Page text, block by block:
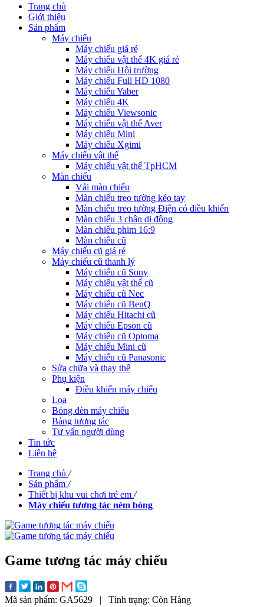
Trang chủ
Giới thiệu
Sản phẩm
Máy chiếu
Máy chiếu giá rẻ
Máy chiếu vật thể 4K giá rẻ
Máy chiếu Hội trường
Máy chiếu Full HD 1080
Máy chiếu Yaber
Máy chiếu 4K
Máy chiếu Viewsonic
Máy chiếu vật thể Aver
Máy chiếu Mini
Máy chiếu Xgimi
Máy chiếu vật thể
Máy chiếu vật thể TpHCM
Màn chiếu
Vải màn chiếu
Màn chiếu treo tường kéo tay
Màn chiếu treo tường Điện có điều khiển
Màn chiếu 3 chân di động
Màn chiếu phim 16:9
Màn chiếu cũ
Máy chiếu cũ giá rẻ
Máy chiếu cũ thanh lý
Máy chiếu cũ Sony
Máy chiếu vật thể cũ
Máy chiếu cũ Nec
Máy chiếu cũ BenQ
Máy chiếu Hitachi cũ
Máy chiếu Epson cũ
Máy chiếu cũ Optoma
Máy chiếu Mini cũ
Máy chiếu cũ Panasonic
Sửa chữa và thay thế
Phụ kiện
Điều khiển máy chiếu
Loa
Bóng đèn máy chiếu
Bảng tương tác
Tư vấn người dùng
Tin tức
Liên hệ
Trang chủ /
Sản phẩm /
Thiết bị khu vui chơi trẻ em /
Máy chiếu tương tác ném bóng
Game tương tác máy chiếu
Mã sản phẩm: GA5629 | Tình trạng: Còn Hàng